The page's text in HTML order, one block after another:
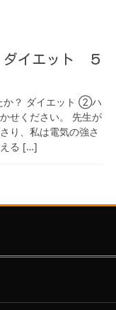
ダイエット ５
か？ ダイエット ②ハ
せください。 先生が
り、私は電気の強さ
える […]